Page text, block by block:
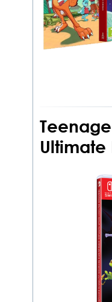
Ultimate